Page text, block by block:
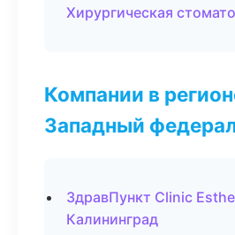
Хирургическая
Компании в
Западный
ЗдравПункт Clinic
Калининград